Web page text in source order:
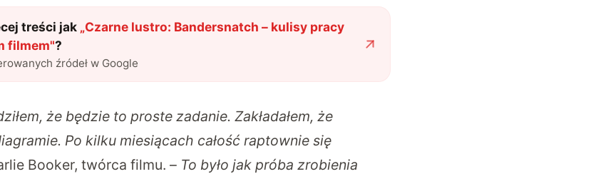
treści jak „Czarne lustro: Bandersnatch – kulisy pracy
filmem"?
źródeł w Google
że będzie to proste zadanie. Zakładałem, że
Po kilku miesiącach całość raptownie się
Booker, twórca filmu. – To było jak próba zrobienia